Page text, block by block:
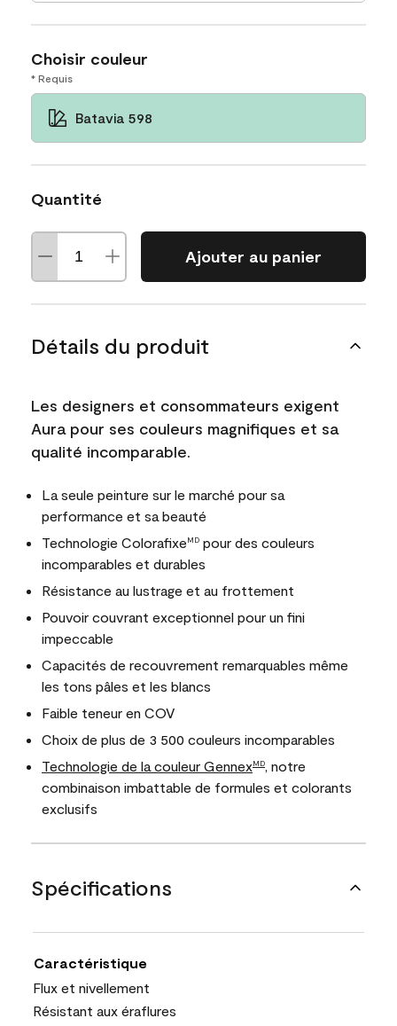
Choisir couleur
* Requis
Batavia 598
Quantité
Ajouter au panier
Détails du produit
Les designers et consommateurs exigent
Aura pour ses couleurs magnifiques et sa
qualité incomparable.
La seule peinture sur le marché pour sa
performance et sa beauté
Technologie Colorafixe MD pour des couleurs
incomparables et durables
Résistance au lustrage et au frottement
Pouvoir couvrant exceptionnel pour un fini
impeccable
Capacités de recouvrement remarquables même
les tons pâles et les blancs
Faible teneur en COV
Choix de plus de 3 500 couleurs incomparables
Technologie de la couleur GennexMD
, notre
combinaison imbattable de formules et colorants
exclusifs
Spécifications
Caractéristique
Flux et nivellement
Résistant aux éraflures